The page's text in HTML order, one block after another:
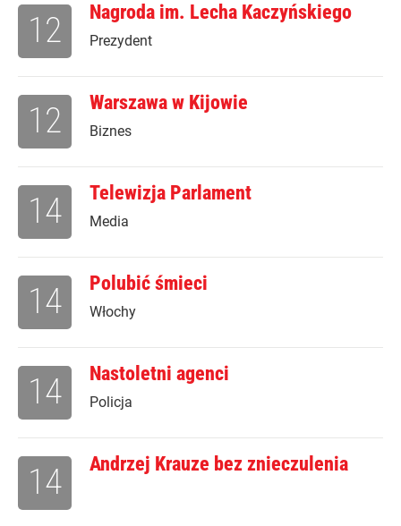
Nagroda im. Lecha Kaczyńskiego
Prezydent
12
Warszawa w Kijowie
Biznes
12
Telewizja Parlament
Media
14
Polubić śmieci
Włochy
14
Nastoletni agenci
Policja
14
Andrzej Krauze bez znieczulenia
14